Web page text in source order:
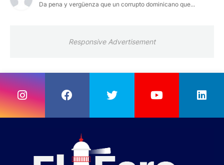
Da pena y vergüenza que un corrupto dominicano que...
Responsive Advertisement